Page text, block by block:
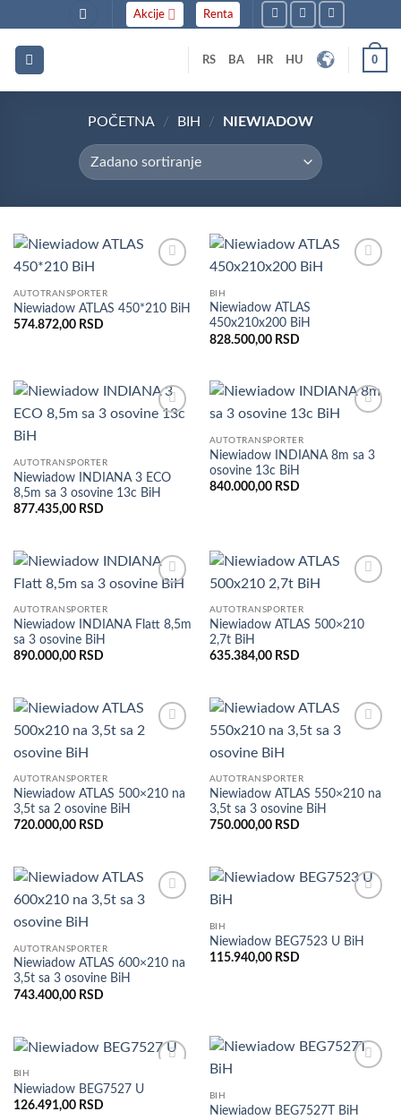
to
content
Akcije Renta
RS BA HR HU 0
POČETNA / BIH / NIEWIADOW
želja
AUTOTRANSPORTER
Niewiadow ATLAS 450*210 BiH
574.872,00 RSD
BIH
Niewiadow ATLAS
450x210x200 BiH
828.500,00 RSD
AUTOTRANSPORTER
Niewiadow INDIANA 3 ECO
8,5m sa 3 osovine 13c BiH
877.435,00 RSD
želja
AUTOTRANSPORTER
Niewiadow INDIANA 8m sa 3
osovine 13c BiH
840.000,00 RSD
želja
AUTOTRANSPORTER
Niewiadow INDIANA Flatt 8,5m
sa 3 osovine BiH
890.000,00 RSD
želja
AUTOTRANSPORTER
Niewiadow ATLAS 500×210
2,7t BiH
635.384,00 RSD
AUTOTRANSPORTER
Niewiadow ATLAS 500×210 na
3,5t sa 2 osovine BiH
720.000,00 RSD
AUTOTRANSPORTER
Niewiadow ATLAS 550×210 na
3,5t sa 3 osovine BiH
750.000,00 RSD
AUTOTRANSPORTER
Niewiadow ATLAS 600×210 na
3,5t sa 3 osovine BiH
743.400,00 RSD
želja
BIH
Niewiadow BEG7523 U BiH
115.940,00 RSD
BIH
Niewiadow BEG7527 U
126.491,00 RSD
želja
BIH
Niewiadow BEG7527T BiH